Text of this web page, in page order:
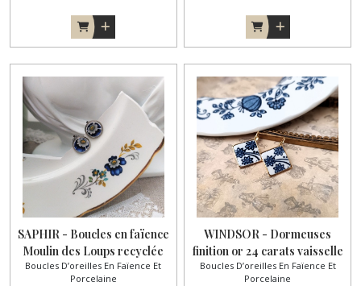
SAPHIR - Boucles en faïence
Moulin des Loups recyclée
fermoirs clips
Boucles D’oreilles En Faïence Et
Porcelaine
WINDSOR - Dormeuses
finition or 24 carats vaisselle
anglaise recyclée
Boucles D’oreilles En Faïence Et
Porcelaine